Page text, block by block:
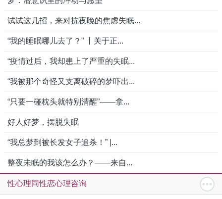
试试这几招，来对抗夜晚的焦虑失眠...
“我的睡眠哪儿去了？” 丨关于正...
“疫情过后，我却患上了严重的失眠...
“我被那个奇怪又支离破碎的梦吓出...
“只要一碰枕头就特别清醒”——拿...
好人好梦，摆脱失眠
“我总梦到被长发女子追杀！” |...
整夜未眠的我该怎么办？——来自...
性心理同性恋心理咨询